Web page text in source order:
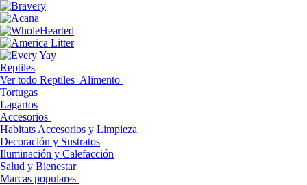
Reptiles
Ver todo Reptiles Alimento
Tortugas
Lagartos
Accesorios
Habitats Accesorios y Limpieza
Decoración y Sustratos
Iluminación y Calefacción
Salud y Bienestar
Marcas populares